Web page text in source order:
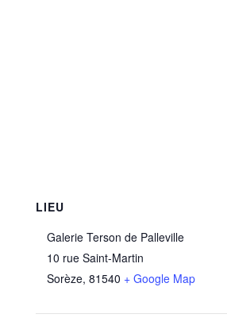
LIEU
Galerie Terson de Palleville
10 rue Saint-Martin
Sorèze, 81540 + Google Map